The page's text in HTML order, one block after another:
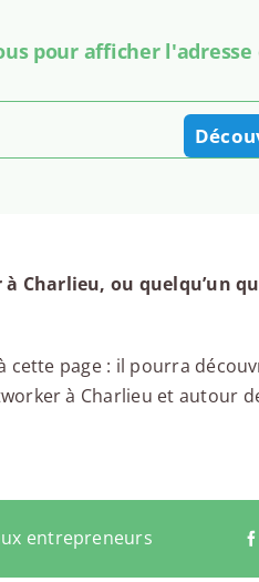
pour afficher
Charlieu, ou quelqu’un
cette page : il pourra
à Charlieu et autour
entrepreneurs